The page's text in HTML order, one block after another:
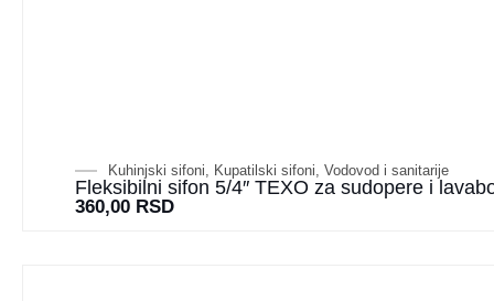
Kuhinjski sifoni, Kupatilski sifoni, Vodovod i sanitarije
Fleksibilni sifon 5/4″ TEXO za sudopere i
360,00 RSD